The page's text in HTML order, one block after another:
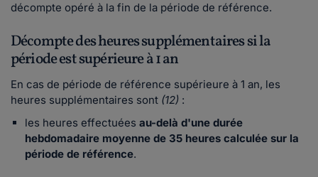
décompte opéré à la fin de la période de référence.
Décompte des heures supplémentaires si la
période est supérieure à 1 an
En cas de période de référence supérieure à 1 an, les
heures supplémentaires sont (12) :
les heures effectuées au-delà d'une durée
hebdomadaire moyenne de 35 heures calculée sur la
période de référence.